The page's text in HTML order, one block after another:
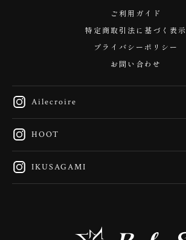
ご利用ガイド
特定商取引法に基づく表示
プライバシーポリシー
お問い合わせ
Ailecroire
HOOT
IKUSAGAMI